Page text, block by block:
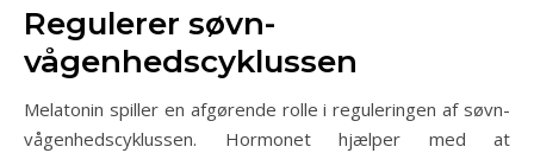
Regulerer søvn-
vågenhedscyklussen
Melatonin spiller en afgørende rolle i reguleringen af søvn-
vågenhedscyklussen. Hormonet hjælper med at